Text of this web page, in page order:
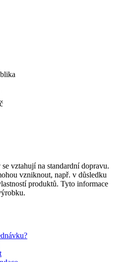
vztahují na standardní dopravu.
vzniknout, např. v důsledku
produktů. Tyto informace